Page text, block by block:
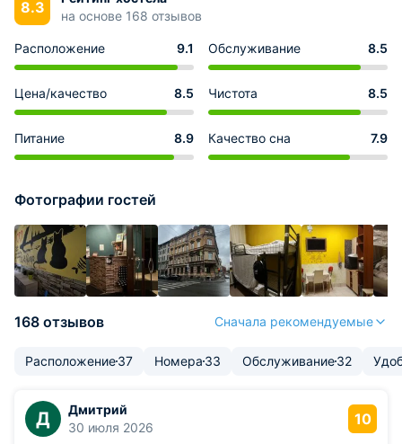
8.3
на основе 168 отзывов
Расположение 9.1 Обслуживание 8.5
Цена/качество 8.5 Чистота 8.5
Питание 8.9 Качество сна 7.9
Фотографии гостей
168 отзывов Сначала рекомендуемые
Расположение37 Номера 33 Обслуживание32
Д
Дмитрий
30 июля 2026
10